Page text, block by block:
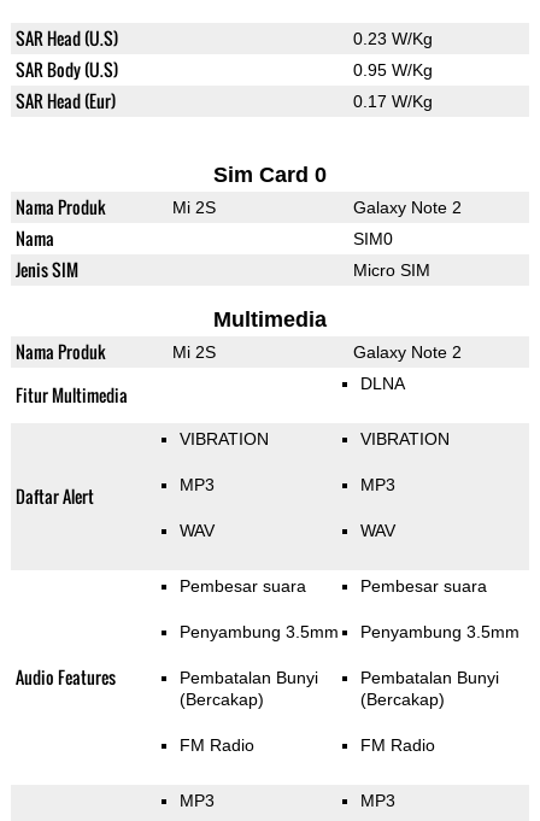
SAR Head (U.S) 0.23 W/Kg
SAR Body (U.S) 0.95 W/Kg
SAR Head (Eur) 0.17 W/Kg
Sim Card 0
Nama Produk Mi 2S Galaxy Note 2
Nama SIM0
Jenis SIM Micro SIM
Multimedia
Nama Produk Mi 2S Galaxy Note 2
Fitur Multimedia DLNA
Daftar Alert
VIBRATION
MP3
WAV
VIBRATION
MP3
WAV
Audio Features
Pembesar suara
Penyambung 3.5mm
Pembatalan Bunyi
(Bercakap)
FM Radio
Pembesar suara
Penyambung 3.5mm
Pembatalan Bunyi
(Bercakap)
FM Radio
MP3 MP3